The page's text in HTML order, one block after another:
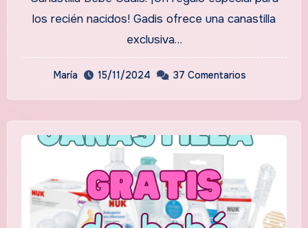
los recién nacidos! Gadis ofrece una canastilla
exclusiva…
María 15/11/2024 37 Comentarios